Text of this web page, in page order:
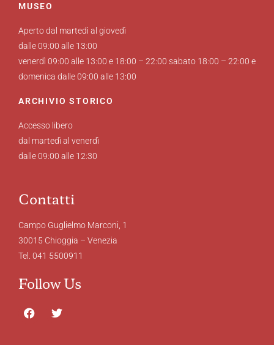
MUSEO
Aperto dal martedì al giovedì
dalle 09:00 alle 13:00
venerdì 09:00 alle 13:00 e 18:00 – 22:00 sabato 18:00 – 22:00 e
domenica dalle 09:00 alle 13:00
ARCHIVIO STORICO
Accesso libero
dal martedì al venerdì
dalle 09:00 alle 12:30
Contatti
Campo Guglielmo Marconi, 1
30015 Chioggia – Venezia
Tel. 041 5500911
Follow Us